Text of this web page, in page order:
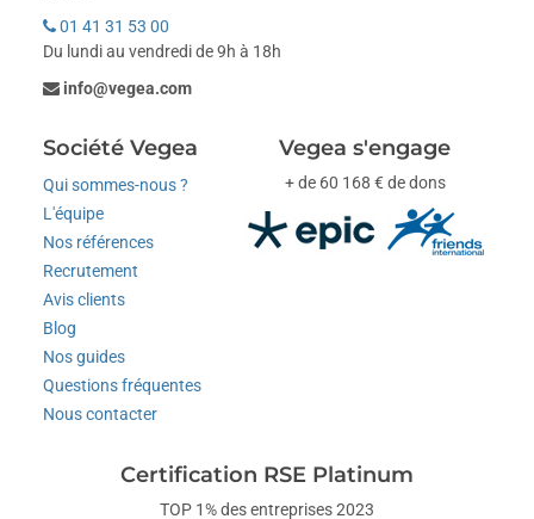
01 41 31 53 00
Du lundi au vendredi de 9h à 18h
info@vegea.com
Société Vegea
Qui sommes-nous ?
L'équipe
Nos références
Recrutement
Avis clients
Blog
Nos guides
Questions fréquentes
Nous contacter
Vegea s'engage
+ de 60 168 € de dons
Certification RSE Platinum
TOP 1% des entreprises 2023